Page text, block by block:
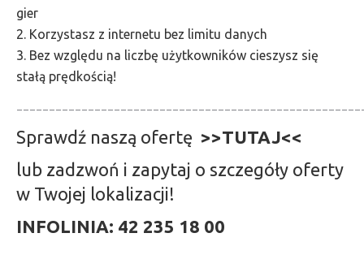
gier
2. Korzystasz z internetu bez limitu danych
3. Bez względu na liczbę użytkowników cieszysz się
stałą prędkością!
Sprawdź naszą ofertę >>TUTAJ<<
lub zadzwoń i zapytaj o szczegóły oferty
w Twojej lokalizacji!
INFOLINIA: 42 235 18 00